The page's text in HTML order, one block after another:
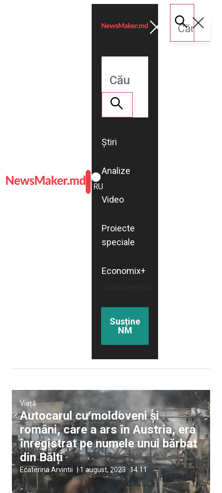
ROMÂNĂ
RU
Știri
Analize
Video
Proiecte
speciale
Economix+
Susține
NM
Viață
Autocarul cu moldoveni și
români, care a ars în Austria, era
înregistrat pe numele unui bărbat
din Bălți
Ecaterina Arvintii |1 august, 2023 14:11